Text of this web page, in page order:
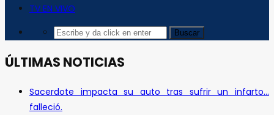
TV EN VIVO
ÚLTIMAS NOTICIAS
Sacerdote impacta su auto tras sufrir un infarto…
falleció.